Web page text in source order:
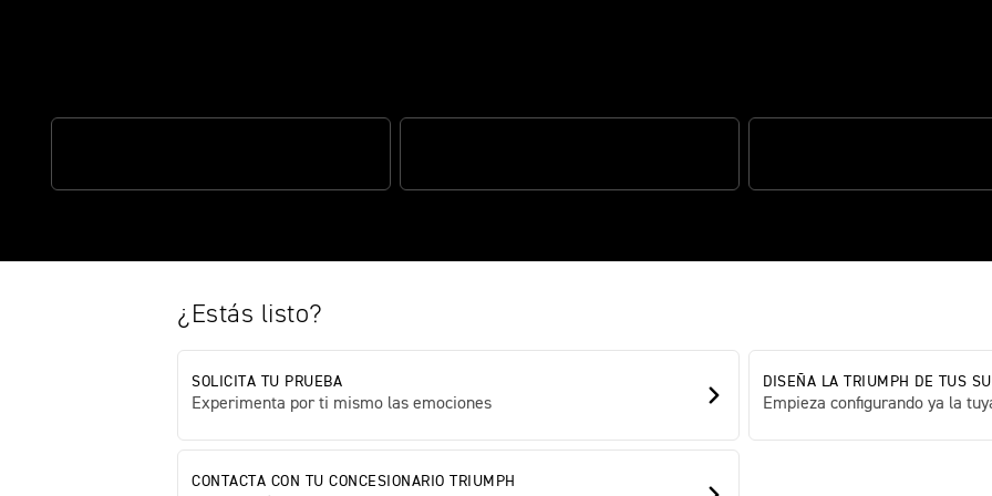
¿Estás listo?
SOLICITA TU PRUEBA
Experimenta por ti mismo las emociones
DISEÑA LA TRIUMPH DE TUS
Empieza configurando ya la
CONTACTA CON TU CONCESIONARIO TRIUMPH